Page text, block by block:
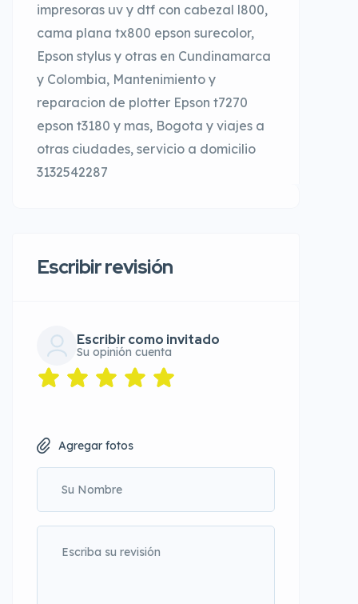
impresoras uv y dtf con cabezal l800,
cama plana tx800 epson surecolor,
Epson stylus y otras en Cundinamarca
y Colombia, Mantenimiento y
reparacion de plotter Epson t7270
epson t3180 y mas, Bogota y viajes a
otras ciudades, servicio a domicilio
3132542287
Escribir revisión
Escribir como invitado
Su opinión cuenta
Agregar fotos